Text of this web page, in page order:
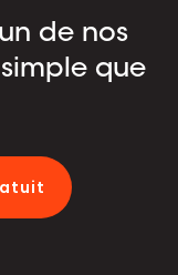
de nos
que